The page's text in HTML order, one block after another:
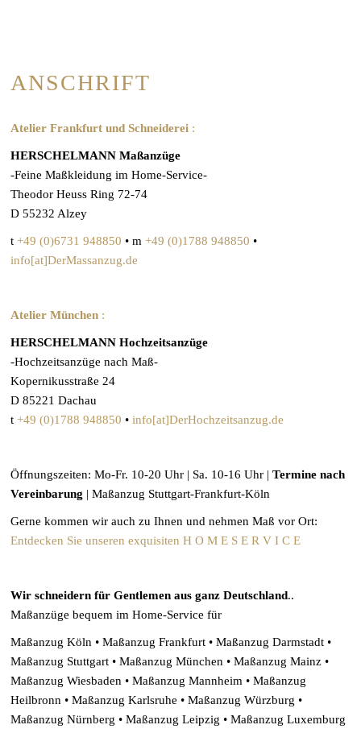
ANSCHRIFT
Atelier Frankfurt und Schneiderei :
HERSCHELMANN Maßanzüge
-Feine Maßkleidung im Home-Service-
Theodor Heuss Ring 72-74
D 55232 Alzey
t+49 (0)6731 948850 • m+49 (0)1788 948850 •
info[at]DerMassanzug.de
Atelier München :
HERSCHELMANN Hochzeitsanzüge
-Hochzeitsanzüge nach Maß-
Kopernikusstraße 24
D 85221 Dachau
t+49 (0)1788 948850 •info[at]DerHochzeitsanzug.de
Öffnungszeiten: Mo-Fr. 10-20 Uhr | Sa. 10-16 Uhr |Termine nach
Vereinbarung | Maßanzug Stuttgart-Frankfurt-Köln
Gerne kommen wir auch zu Ihnen und nehmen Maß vor Ort:
Entdecken Sie unseren exquisiten H O M E S E R V I C E
Wir schneidern für Gentlemen aus ganz Deutschland..
Maßanzüge bequem im Home-Service für
Maßanzug Köln • Maßanzug Frankfurt • Maßanzug Darmstadt •
Maßanzug Stuttgart • Maßanzug München • Maßanzug Mainz •
Maßanzug Wiesbaden • Maßanzug Mannheim • Maßanzug
Heilbronn • Maßanzug Karlsruhe • Maßanzug Würzburg •
Maßanzug Nürnberg • Maßanzug Leipzig • Maßanzug Luxemburg